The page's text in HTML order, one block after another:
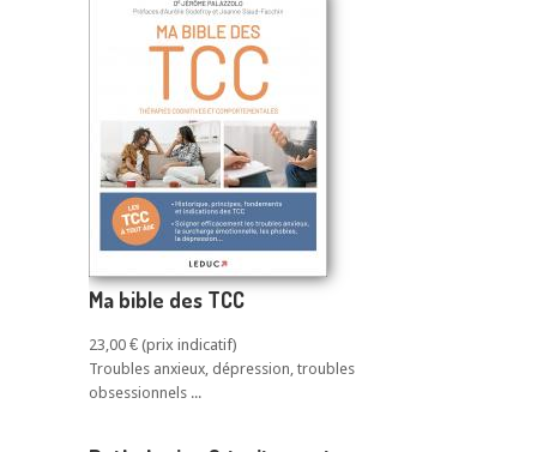
Ma bible des TCC
23,00 €
Troubles anxieux, dépression, troubles
obsessionnels ...